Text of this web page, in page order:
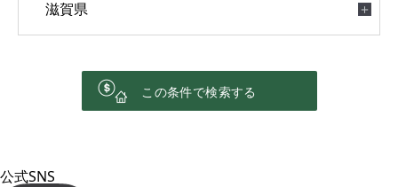
この条件で検索する
公式SNS